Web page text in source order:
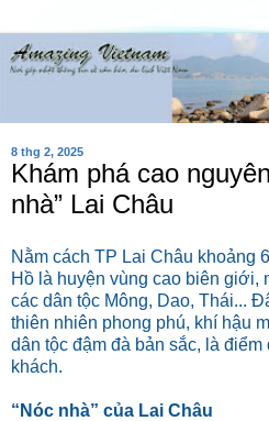
8 thg 2, 2025
Khám phá cao
nhà” Lai Châu
Nằm cách TP Lai Châu khoảng
Hồ là huyện vùng cao biên giới,
các dân tộc Mông, Dao, Thái...
thiên nhiên phong phú, khí hậu
dân tộc đậm đà bản sắc, là
khách.
“Nóc nhà” của Lai Châu